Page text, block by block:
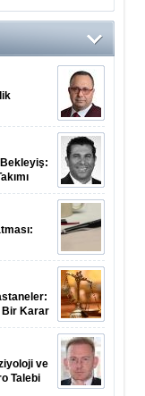
Yönlü Bağ
Bir Karar
ve
Talebi